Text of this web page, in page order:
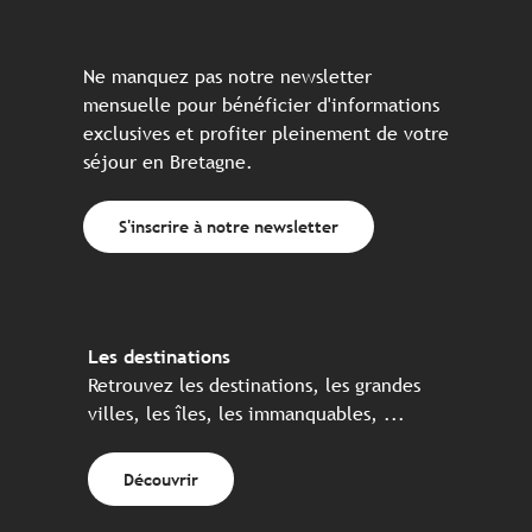
Ne manquez pas notre newsletter
mensuelle pour bénéficier d'informations
exclusives et profiter pleinement de votre
séjour en Bretagne.
S'inscrire à notre newsletter
Les destinations
Retrouvez les destinations, les grandes
villes, les îles, les immanquables, ...
Découvrir